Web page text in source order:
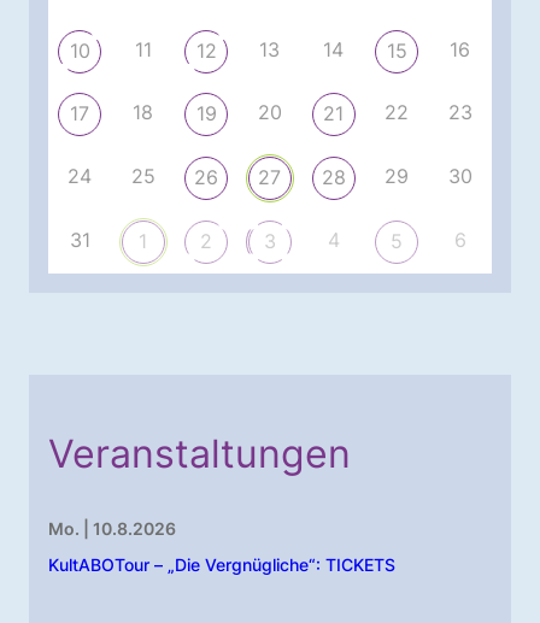
10 11 12 13 14 15 16
17 18 19 20 21 22 23
24 25 26 27 28 29 30
31 1 2 3 4 5 6
Veranstaltungen
Mo. | 10.8.2026
KultABOTour – „Die Vergnügliche“: TICKETS